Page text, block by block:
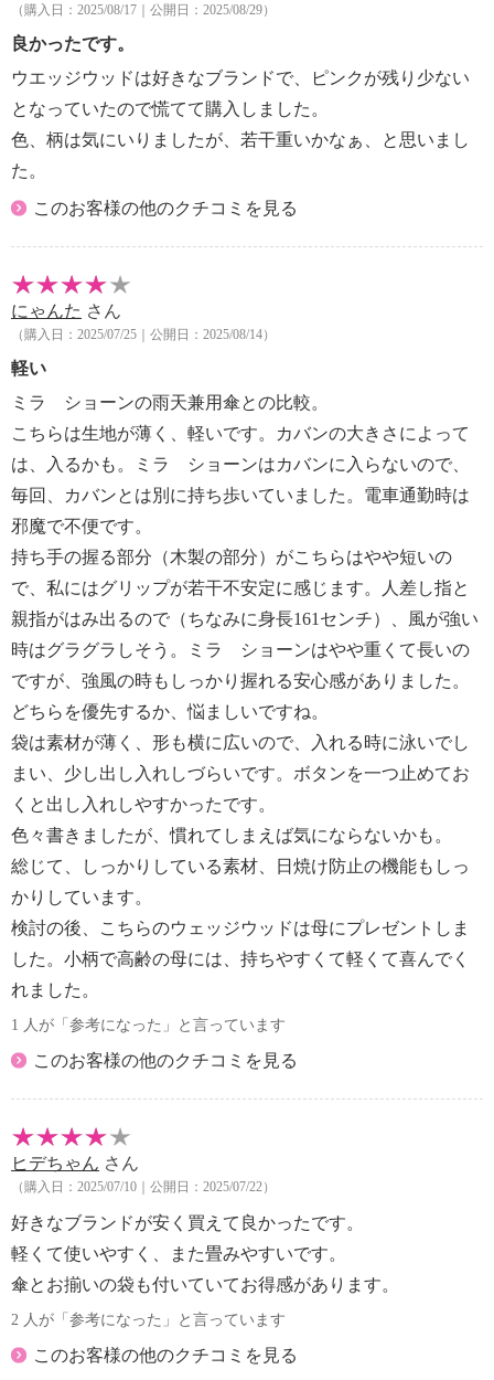
※個体差あり
（購入日：2025/08/17｜公開日：2025/08/29）
良かったです。
ウエッジウッドは好きなブランドで、ピンクが残り少ない
となっていたので慌てて購入しました。
色、柄は気にいりましたが、若干重いかなぁ、と思いまし
た。
このお客様の他のクチコミを見る
にゃんた さん
（購入日：2025/07/25｜公開日：2025/08/14）
軽い
ミラ ショーンの雨天兼用傘との比較。
こちらは生地が薄く、軽いです。カバンの大きさによって
は、入るかも。ミラ ショーンはカバンに入らないので、
毎回、カバンとは別に持ち歩いていました。電車通勤時は
邪魔で不便です。
持ち手の握る部分（木製の部分）がこちらはやや短いの
で、私にはグリップが若干不安定に感じます。人差し指と
親指がはみ出るので（ちなみに身長161センチ）、風が強い
時はグラグラしそう。ミラ ショーンはやや重くて長いの
ですが、強風の時もしっかり握れる安心感がありました。
どちらを優先するか、悩ましいですね。
袋は素材が薄く、形も横に広いので、入れる時に泳いでし
まい、少し出し入れしづらいです。ボタンを一つ止めてお
くと出し入れしやすかったです。
色々書きましたが、慣れてしまえば気にならないかも。
総じて、しっかりしている素材、日焼け防止の機能もしっ
かりしています。
検討の後、こちらのウェッジウッドは母にプレゼントしま
した。小柄で高齢の母には、持ちやすくて軽くて喜んでく
れました。
1 人が「参考になった」と言っています
このお客様の他のクチコミを見る
ヒデちゃん さん
（購入日：2025/07/10｜公開日：2025/07/22）
好きなブランドが安く買えて良かったです。
軽くて使いやすく、また畳みやすいです。
傘とお揃いの袋も付いていてお得感があります。
2 人が「参考になった」と言っています
このお客様の他のクチコミを見る